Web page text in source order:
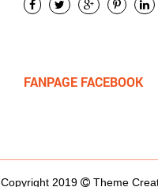
FANPAGE FACEBOOK
Copyright 2019 Theme